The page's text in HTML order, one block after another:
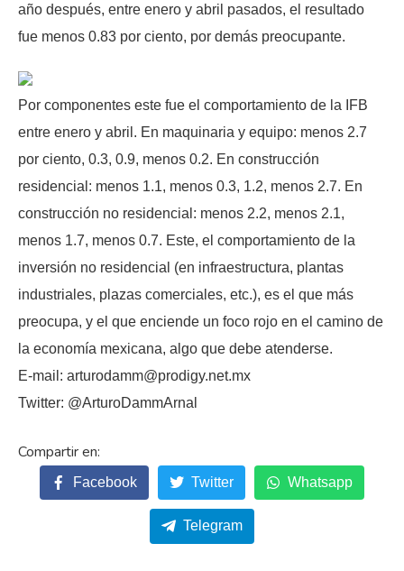
año después, entre enero y abril pasados, el resultado
fue menos 0.83 por ciento, por demás preocupante.
Por componentes este fue el comportamiento de la IFB
entre enero y abril. En maquinaria y equipo: menos 2.7
por ciento, 0.3, 0.9, menos 0.2. En construcción
residencial: menos 1.1, menos 0.3, 1.2, menos 2.7. En
construcción no residencial: menos 2.2, menos 2.1,
menos 1.7, menos 0.7. Este, el comportamiento de la
inversión no residencial (en infraestructura, plantas
industriales, plazas comerciales, etc.), es el que más
preocupa, y el que enciende un foco rojo en el camino de
la economía mexicana, algo que debe atenderse.
E-mail: arturodamm@prodigy.net.mx
Twitter: @ArturoDammArnal
Facebook Twitter Whatsapp
Telegram